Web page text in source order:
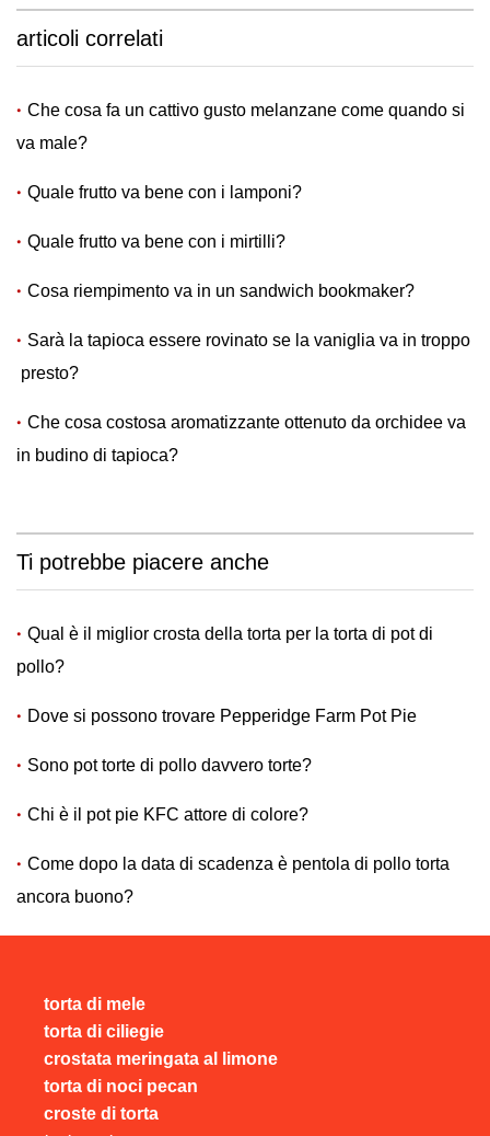
articoli correlati
Che cosa fa un cattivo gusto melanzane come quando si
va male?
Quale frutto va bene con i lamponi?
Quale frutto va bene con i mirtilli?
Cosa riempimento va in un sandwich bookmaker?
Sarà la tapioca essere rovinato se la vaniglia va in troppo
presto?
Che cosa costosa aromatizzante ottenuto da orchidee va
in budino di tapioca?
Ti potrebbe piacere anche
Qual è il miglior crosta della torta per la torta di pot di
pollo?
Dove si possono trovare Pepperidge Farm Pot Pie
Sono pot torte di pollo davvero torte?
Chi è il pot pie KFC attore di colore?
Come dopo la data di scadenza è pentola di pollo torta
ancora buono?
torta di mele
torta di ciliegie
crostata meringata al limone
torta di noci pecan
croste di torta